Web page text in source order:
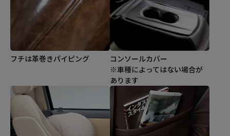
フチは革巻きパイピング
コンソールカバー
※車種によってはない場合が
あります